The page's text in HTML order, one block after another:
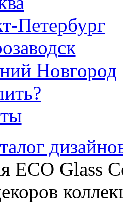
Петербург
Новгород
ECO Glass